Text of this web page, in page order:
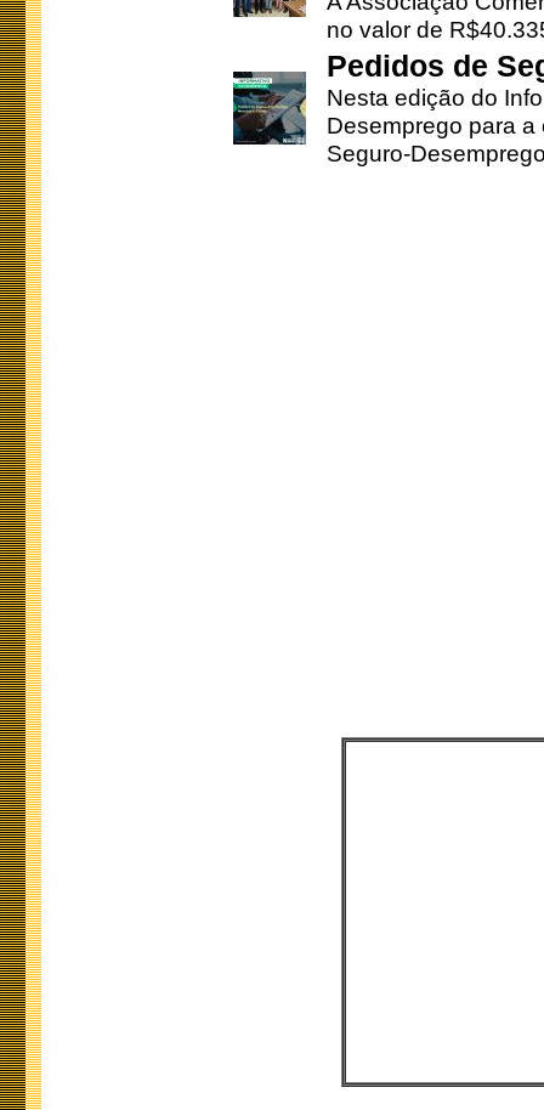
no valor de
Pedidos de
Nesta edição do
Desemprego para
Seguro-